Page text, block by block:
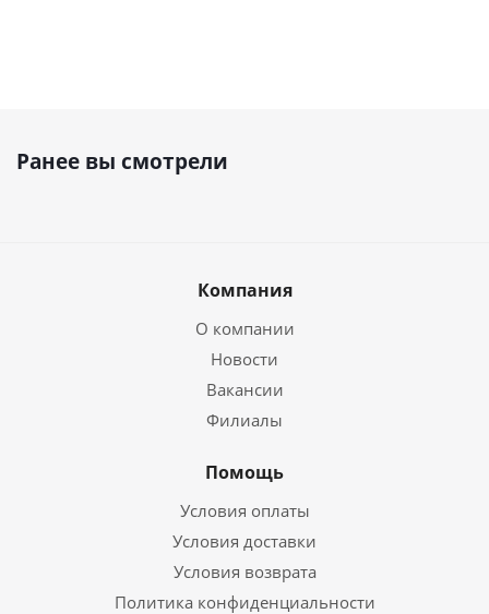
Ранее вы смотрели
Компания
О компании
Новости
Вакансии
Филиалы
Помощь
Условия оплаты
Условия доставки
Условия возврата
Политика конфиденциальности